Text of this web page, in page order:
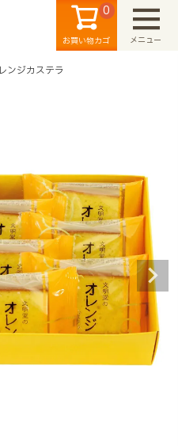
お買い物カゴ
0
メニュー
検索
ンジカステラ